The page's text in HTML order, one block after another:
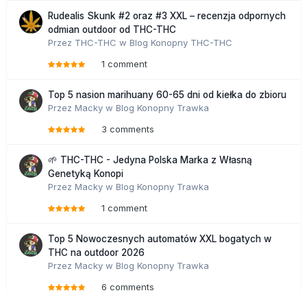
Rudealis Skunk #2 oraz #3 XXL – recenzja odpornych
odmian outdoor od THC-THC
Przez THC-THC w Blog Konopny THC-THC
1 comment
Top 5 nasion marihuany 60-65 dni od kiełka do zbioru
Przez Macky w Blog Konopny Trawka
3 comments
🌱 THC-THC - Jedyna Polska Marka z Własną
Genetyką Konopi
Przez Macky w Blog Konopny Trawka
1 comment
Top 5 Nowoczesnych automatów XXL bogatych w
THC na outdoor 2026
Przez Macky w Blog Konopny Trawka
6 comments